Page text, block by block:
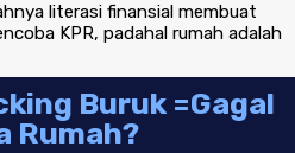
literasi finansial membuat
KPR, padahal rumah adalah
Buruk =Gagal
Rumah?